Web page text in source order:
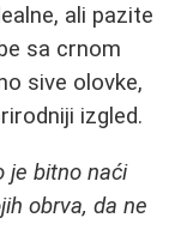
ali pazite
sa crnom
sive olovke,
izgled.
je bitno naći
obrva, da ne